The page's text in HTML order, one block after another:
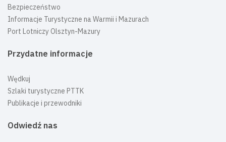
Bezpieczeństwo
Informacje Turystyczne na Warmii i Mazurach
Port Lotniczy Olsztyn-Mazury
Przydatne informacje
Wędkuj
Szlaki turystyczne PTTK
Publikacje i przewodniki
Odwiedź nas